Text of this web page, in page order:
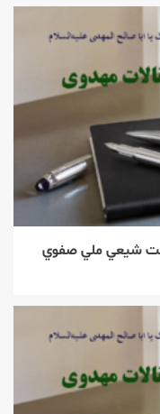
شيعي ملي صفوي